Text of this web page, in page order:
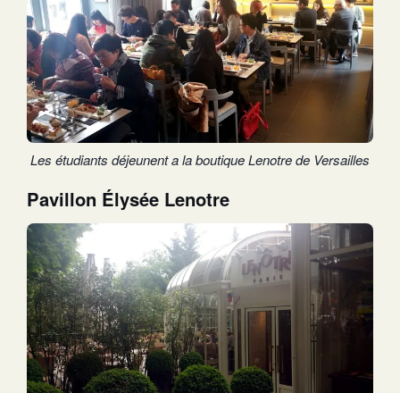
Les étudiants déjeunent a la boutique Lenotre de Versailles
Pavillon Élysée Lenotre